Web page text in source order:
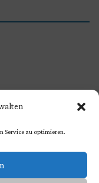
Service zu optimieren.